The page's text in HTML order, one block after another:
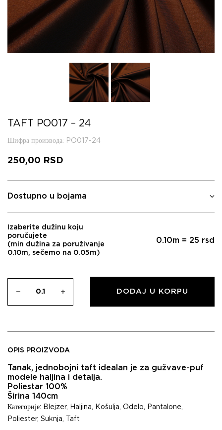
TAFT PO017 – 24
Шифра производа: PO017-24
250,00 RSD
Dostupno u bojama
Izaberite dužinu koju
poručujete
(min dužina za poruživanje
0.10m, sečemo na 0.05m)
0.10m = 25 rsd
DODAJ U KORPU
OPIS PROIZVODA
Tanak, jednobojni taft idealan je za gužvave-puf
modele haljina i detalja.
Poliestar 100%
Širina 140cm
Категорије: Blejzer, Haljina, Košulja, Odelo, Pantalone,
Poliester, Suknja, Taft